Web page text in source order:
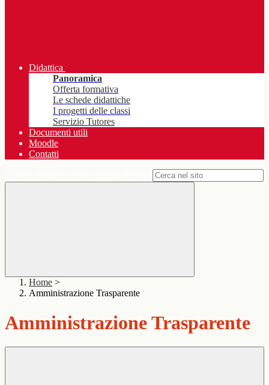
Didattica
Panoramica
Offerta formativa
Le schede didattiche
I progetti delle classi
Servizio Tutores
Documenti utili
Moodle
Contatti
Home >
Amministrazione Trasparente
Amministrazione Trasparente